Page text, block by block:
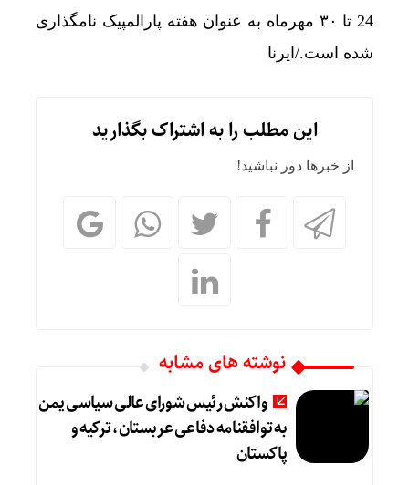
24 تا ۳۰ مهرماه به عنوان هفته پارالمپیک نامگذاری
شده است./ایرنا
این مطلب را به اشتراک بگذارید
از خبرها دور نباشید!
نوشته های مشابه
واکنش رئیس شورای عالی سیاسی یمن
به توافقنامه دفاعی عربستان، ترکیه و
پاکستان